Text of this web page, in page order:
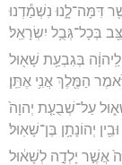
דִּמָּה־לָ֑נוּ נִשְׁמַ֕דְנוּ
בְּכָל־גְּבֻ֥ל יִשְׂרָאֵֽל׃
לַֽיהוָ֔ה בְּגִבְעַ֥ת שָׁא֖וּל
הַמֶּ֖לֶךְ אֲנִ֥י אֶתֵּֽן׃
עַל־שְׁבֻעַ֤ת יְהוָה֙
יְהוֹנָתָ֥ן בֶּן־שָׁאֽוּל׃
אֲשֶׁ֣ר יָלְדָ֣ה לְשָׁא֔וּל